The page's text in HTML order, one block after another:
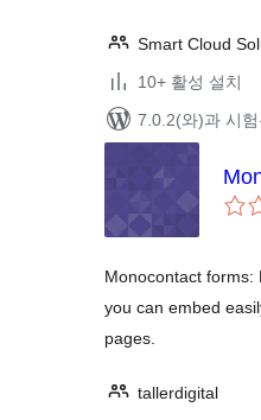
Smart Cloud
10+ 활성 설치
7.0.2(와)과 시험
Monocontact forms:
you can embed
pages.
tallerdigital